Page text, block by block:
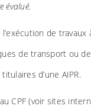
évalué.
de travaux
de transport ou
d’une AIPR.
CPF (voir sites